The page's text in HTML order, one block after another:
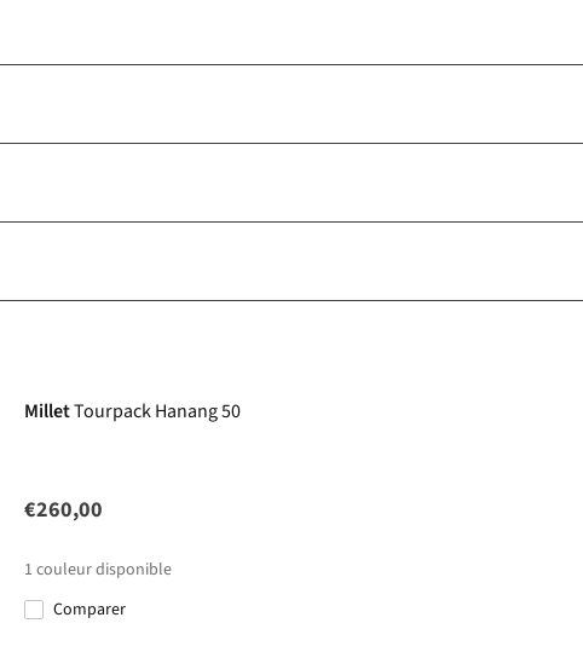
MilletTourpack Hanang 50
€260,00
1 couleur disponible
Comparer